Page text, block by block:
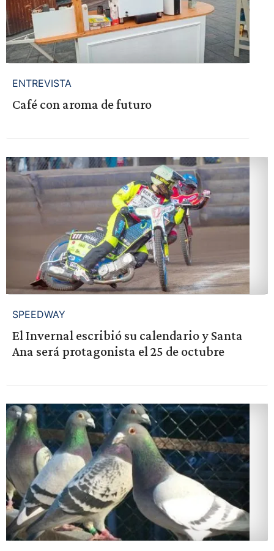
ENTREVISTA
Café con aroma de futuro
SPEEDWAY
El Invernal escribió su calendario y Santa
Ana será protagonista el 25 de octubre